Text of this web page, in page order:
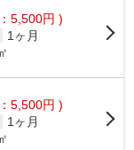
5,500円 )
1ヶ月
5,500円 )
1ヶ月